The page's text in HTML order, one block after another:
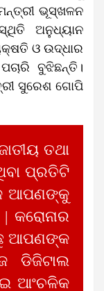
ଭୂସ୍ଖଳନ
ଅନୁଧ୍ୟାନ
ଓ ଉଦ୍ଧାର
ବୁଝିଛନ୍ତି।
ସୁରେଶ ଗୋପି
ତଥା
ପ୍ରତିଟି
ଆପଣଙ୍କୁ
କରୋନାର
ଆପଣଙ୍କ
ଡିଜିଟାଲ
ଆଂଚଳିକ